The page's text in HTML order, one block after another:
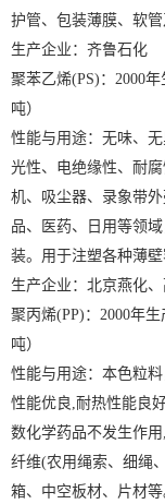
护管、包装薄膜、软
生产企业：齐鲁石化
聚苯乙烯(PS)：2000
吨）
性能与用途：无味、
光性、电绝缘性、耐
机、吸尘器、录象带
品、医药、日用等领
装。用于注塑各种薄壁
生产企业：北京燕化
聚丙烯(PP)：2000年
吨）
性能与用途：本色粒
性能优良,耐热性能良
数化学药品不发生作
纤维(农用绳索、细绳
箱、中空板材、片材等